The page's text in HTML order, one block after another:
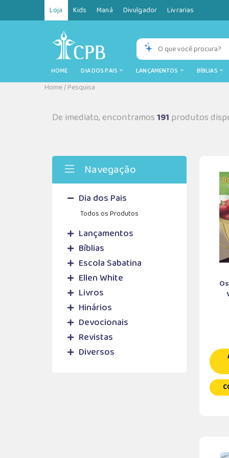
Loja Kids Maná Divulgador Livrarias
HOME DIA DOS PAIS LANÇAMENTOS BÍBLIAS
Home/Pesquisa
De imediato, encontramos191 produtos
Navegação
Dia dos Pais
Todos os Produtos
Lançamentos
Bíblias
Escola Sabatina
Ellen White
Livros
Hinários
Devocionais
Revistas
Diversos